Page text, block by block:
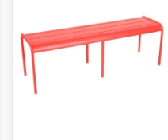
Bellevie Storm Grey
6-8 Veckor